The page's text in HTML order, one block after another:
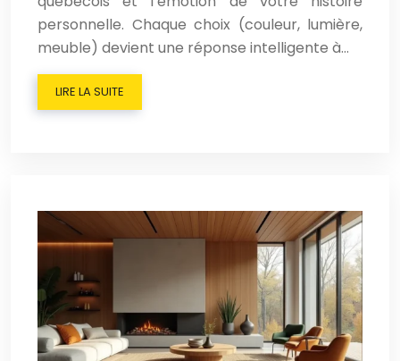
personnelle. Chaque choix (couleur, lumière,
meuble) devient une réponse intelligente à…
LIRE LA SUITE